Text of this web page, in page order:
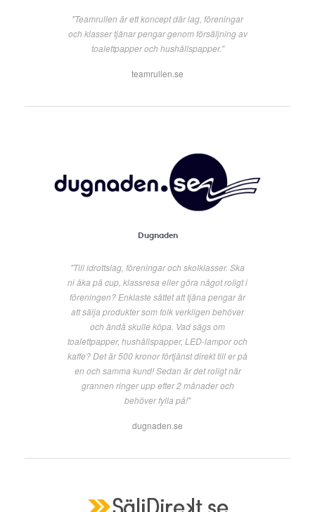
"Teamrullen är ett koncept där lag, föreningar
och klasser tjänar pengar genom försäljning av
toalettpapper och hushållspapper."
teamrullen.se
Dugnaden
"Till idrottslag, föreningar och skolklasser. Ska
ni åka på cup, klassresa eller göra något roligt i
föreningen? Enklaste sättet att tjäna pengar är
att sälja produkter som folk verkligen behöver
och ändå skulle köpa. Vad sägs om
toalettpapper, hushållspapper, LED-lampor och
kaffe? Det är 500 kronor förtjänst direkt till er på
en och samma kund! Sedan är det roligt när
grannen ringer upp efter 2 månader och
behöver fylla på!"
dugnaden.se